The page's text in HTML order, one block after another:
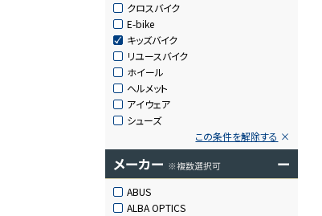
クロスバイク
E-bike
キッズバイク
リユースバイク
ホイール
ヘルメット
アイウェア
シューズ
この条件を解除する
メーカー ※複数選択可 ー
ABUS
ALBA OPTICS